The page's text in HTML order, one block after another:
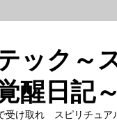
ック～
醒日記～
受け取れ スピリチュア